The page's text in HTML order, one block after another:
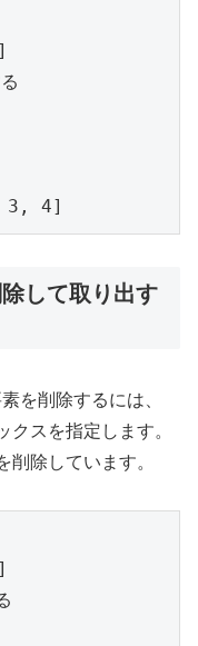
4]
して取り出す
を削除するには、
クスを指定します。
削除しています。